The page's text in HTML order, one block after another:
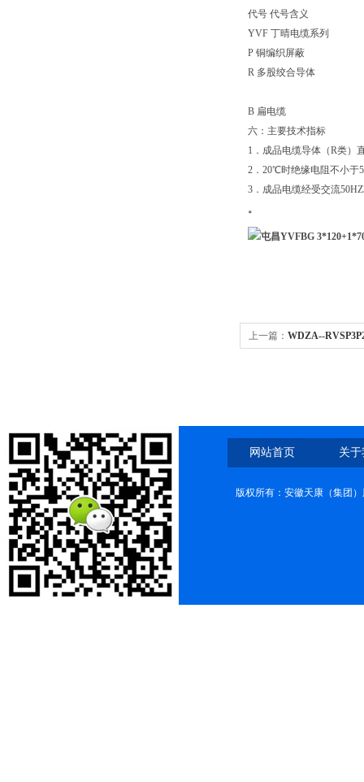
代号 代号含义
YVF 丁晴电缆系列
P 铜编织屏蔽
R 多股绞合导体
B 扁电缆
六：主要技术指标
1．成品电缆导体（R类）
2．20℃时绝缘电阻不小于
3．成品电缆经受交流
。
上一篇： WDZA--
网站首页 关
版权所有：安徽天康（集团